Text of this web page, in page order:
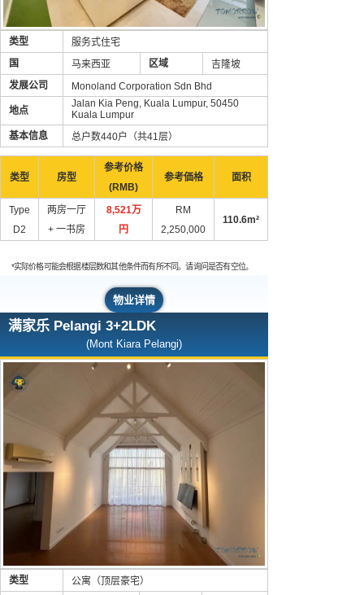
类型
服务式住宅
国
马来西亚 区域
吉隆坡
发展公司
Monoland Corporation Sdn Bhd
地点
Jalan Kia Peng, Kuala Lumpur, 50450
Kuala Lumpur
基本信息
总户数440户（共41层）
类型 房型
参考价格
(RMB)
参考価格 面积
Type
D2
两房一厅
+ 一书房
8,521万
円
RM
2,250,000
110.6m²
*实际价格可能会根据楼层数和其他条件而有所不同。请询问是否有空位。
物业详情
满家乐 Pelangi 3+2LDK
(Mont Kiara Pelangi)
类型
公寓（顶层豪宅）